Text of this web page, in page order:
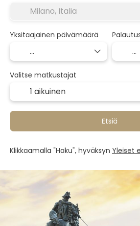
Yksitaajainen päivämäärä
Valitse matkustajat
1 aikuinen
Etsiä
Klikkaamalla "Haku", hyväksyn Yleiset